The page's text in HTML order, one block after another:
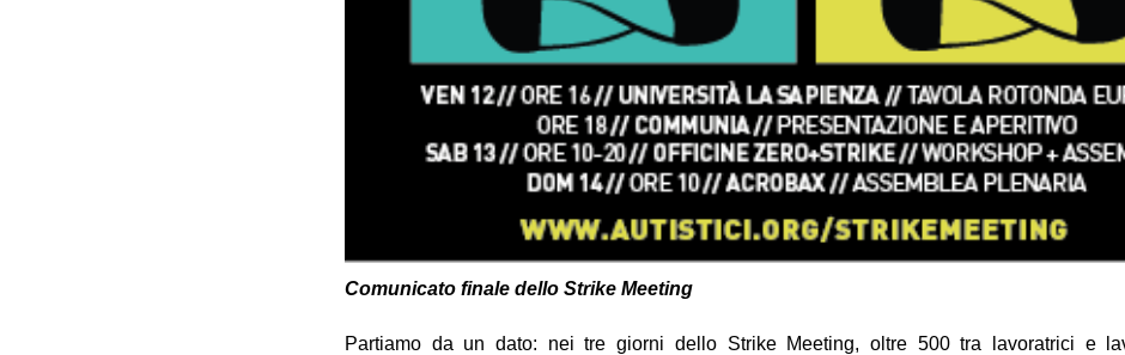
Comunicato finale dello Strike Meeting
Partiamo da un dato: nei tre giorni dello Strike Meeting, oltre 500 tra lavoratrici e